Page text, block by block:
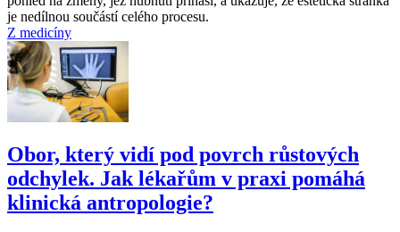
je nedílnou součástí celého procesu.
Z medicíny
Obor, který vidí pod povrch růstových
odchylek. Jak lékařům v praxi pomáhá
klinická antropologie?